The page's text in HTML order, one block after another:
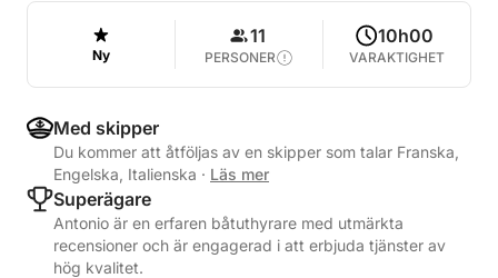
Ny
11
PERSONER
10h00
VARAKTIGHET
Med skipper
Du kommer att åtföljas av en skipper som talar Franska,
Engelska, Italienska · Läs mer
Superägare
Antonio är en erfaren båtuthyrare med utmärkta
recensioner och är engagerad i att erbjuda tjänster av
hög kvalitet.